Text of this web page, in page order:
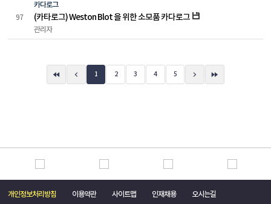
97
카다로그
(카타로그) Weston Blot 을 위한 소모품 카다로그
관리자
1 2 3 4 5
개인정보처리방침 이용약관 사이트맵 인재채용 오시는길